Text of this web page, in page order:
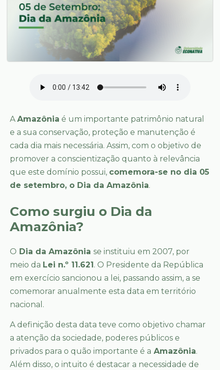
AAmazônia é um importante patrimônio natural
e a sua conservação, proteção e manutenção é
cada dia mais necessária. Assim, com o objetivo de
promover a conscientização quanto à relevância
que este domínio possui, comemora-se no dia 05
de setembro, o Dia da Amazônia.
Como surgiu o Dia da
Amazônia?
O Dia da Amazônia se instituiu em 2007, por
meio da Lei n.º 11.621. O Presidente da República
em exercício sancionou a lei, passando assim, a se
comemorar anualmente esta data em território
nacional.
A definição desta data teve como objetivo chamar
a atenção da sociedade, poderes públicos e
privados para o quão importante é a Amazônia.
Além disso, o intuito é destacar a necessidade de